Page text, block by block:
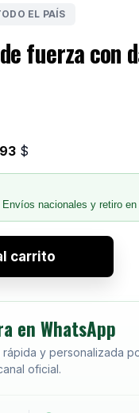
EL PAÍS
fuerza con
$
Envíos nacionales y retiro en
carrito
en WhatsApp
rápida y personalizada
oficial.